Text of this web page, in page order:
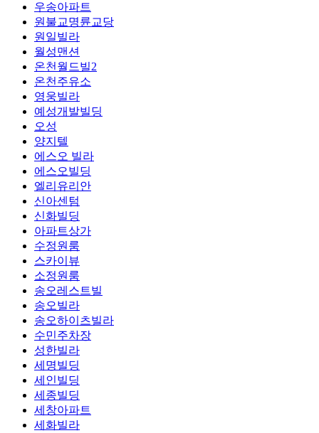
우송아파트
원불교명륜교당
원일빌라
월성맨션
온천월드빌2
온천주유소
영웅빌라
예성개발빌딩
오성
양지텔
에스오 빌라
에스오빌딩
엘리유리안
신아센텀
신화빌딩
아파트상가
수정원룸
스카이뷰
소정원룸
송오레스트빌
송오빌라
송오하이츠빌라
수민주차장
성한빌라
세명빌딩
세인빌딩
세종빌딩
세창아파트
세화빌라